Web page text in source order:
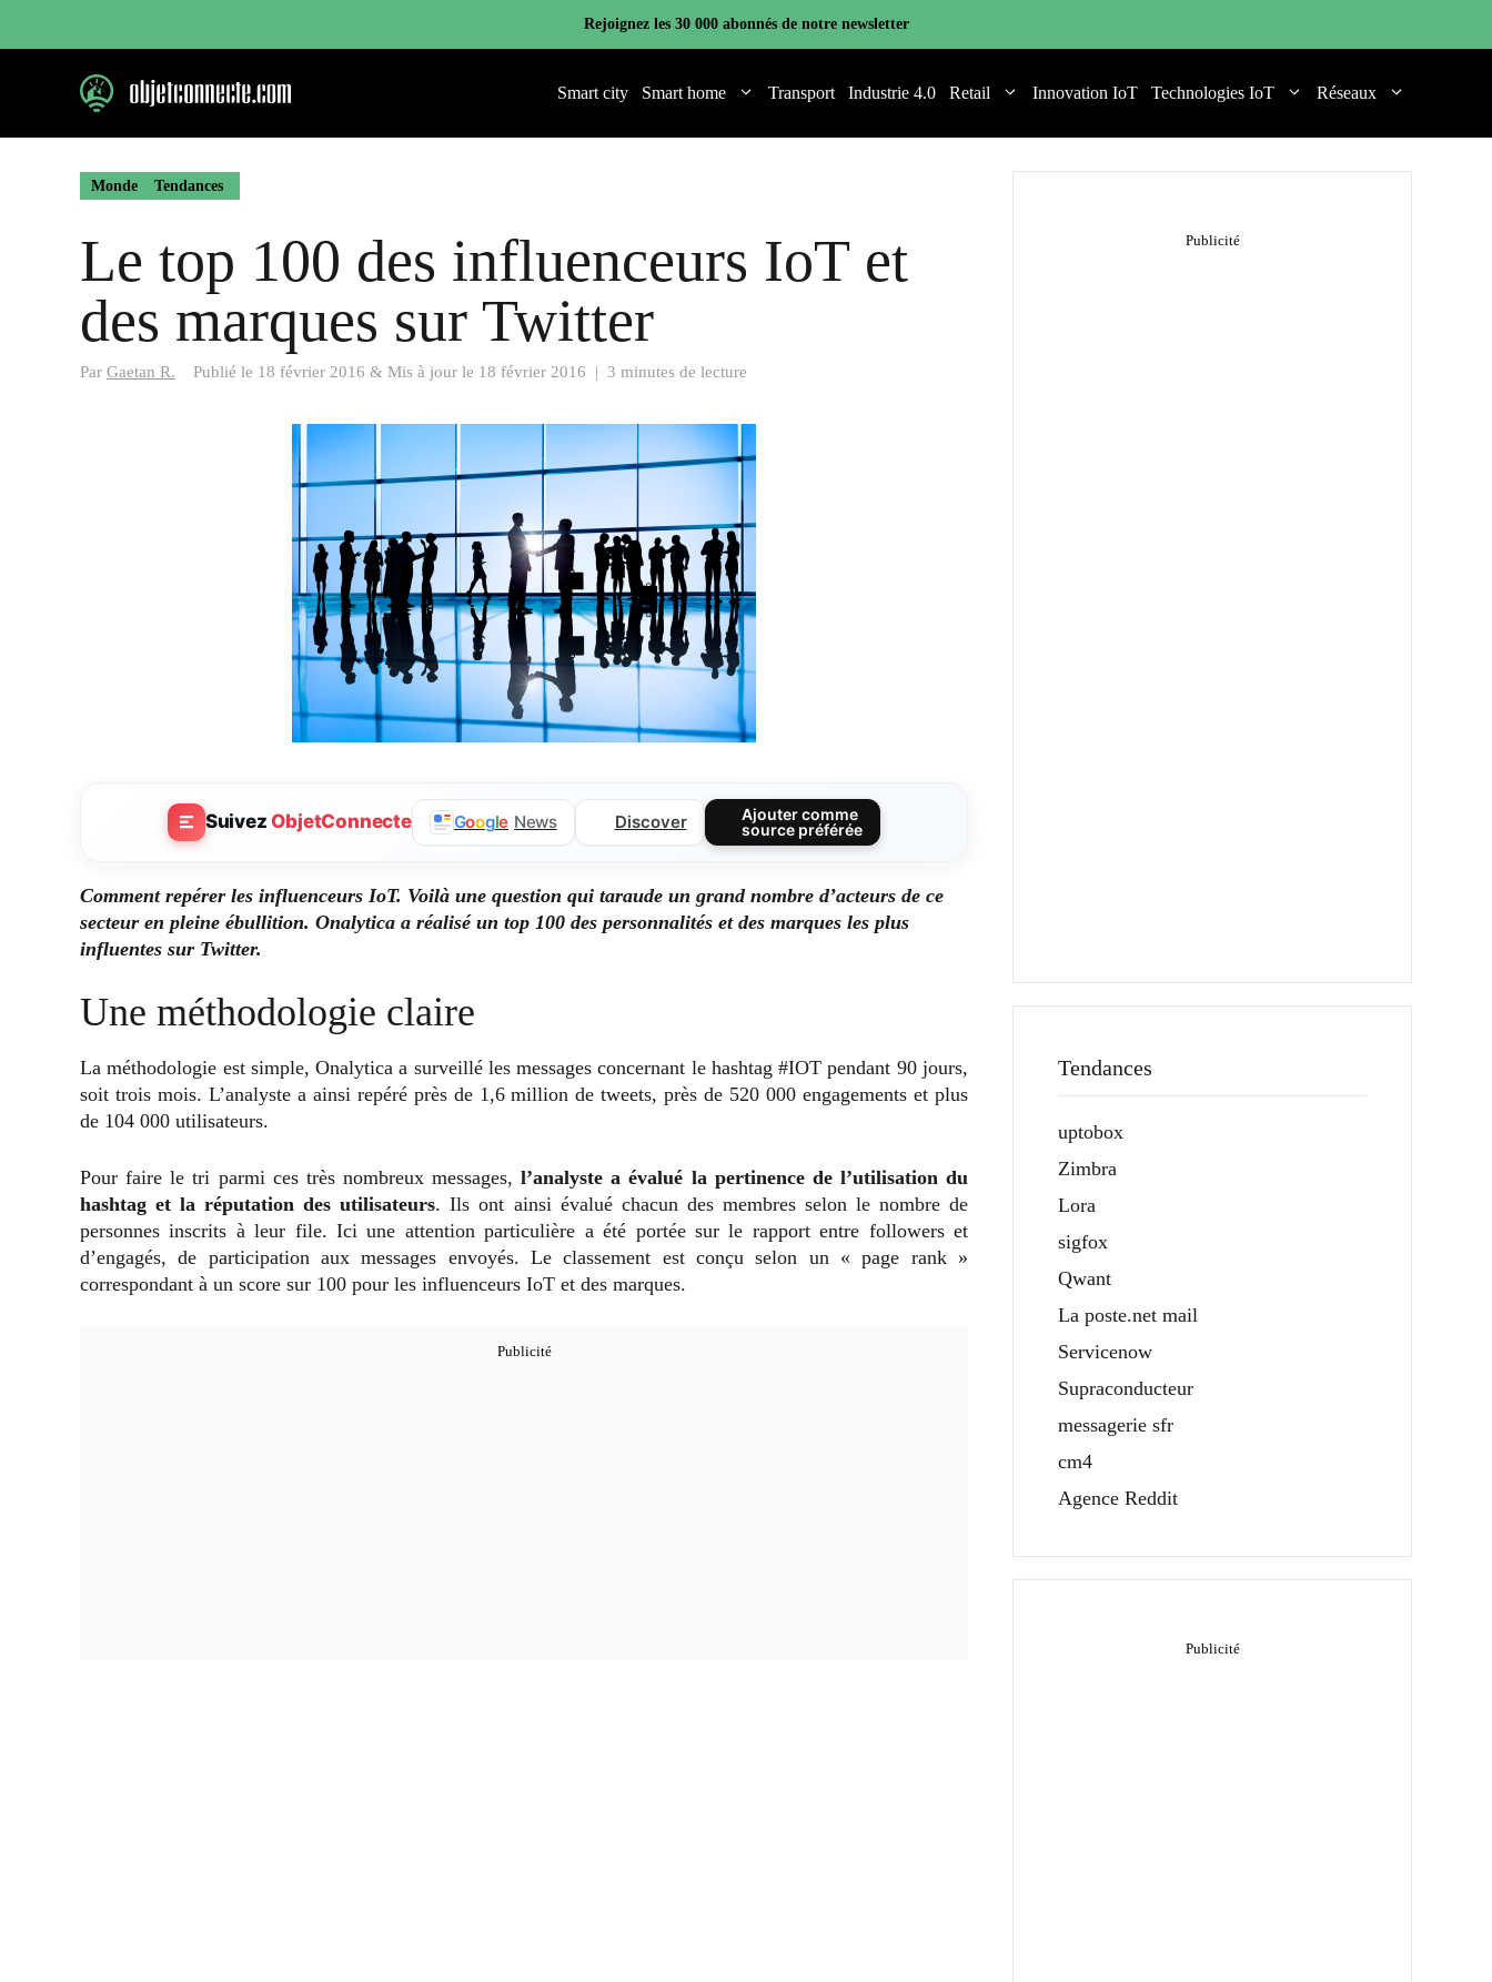
Rejoignez les 30 000 abonnés de notre newsletter
Smart city Smart home Transport Industrie 4.0 Retail Innovation IoT Technologies IoT Réseaux
Monde Tendances
Le top 100 des influenceurs IoT et
des marques sur Twitter
Par Gaetan R. Publié le 18 février 2016 & Mis à jour le 18 février 2016 | 3 minutes de lecture
SuivezObjetConnecte Google News Discover
Ajouter comme
source préférée
Comment repérer les influenceurs IoT. Voilà une question qui taraude un grand nombre d’acteurs de ce
secteur en pleine ébullition. Onalytica a réalisé un top 100 des personnalités et des marques les plus
influentes sur Twitter.
Une méthodologie claire
La méthodologie est simple, Onalytica a surveillé les messages concernant le hashtag #IOT pendant 90 jours,
soit trois mois. L’analyste a ainsi repéré près de 1,6 million de tweets, près de 520 000 engagements et plus
de 104 000 utilisateurs.
Pour faire le tri parmi ces très nombreux messages, l’analyste a évalué la pertinence de l’utilisation du
hashtag et la réputation des utilisateurs. Ils ont ainsi évalué chacun des membres selon le nombre de
personnes inscrits à leur file. Ici une attention particulière a été portée sur le rapport entre followers et
d’engagés, de participation aux messages envoyés. Le classement est conçu selon un « page rank »
correspondant à un score sur 100 pour les influenceurs IoT et des marques.
Tendances
uptobox
Zimbra
Lora
sigfox
Qwant
La poste.net mail
Servicenow
Supraconducteur
messagerie sfr
cm4
Agence Reddit